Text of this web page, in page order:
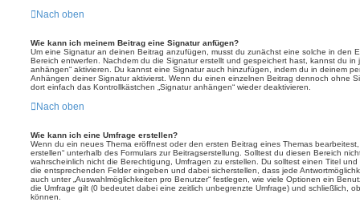
Nach oben
Wie kann ich meinem Beitrag eine Signatur anfügen?
Um eine Signatur an deinen Beitrag anzufügen, musst du zunächst eine solche in den
Bereich entwerfen. Nachdem du die Signatur erstellt und gespeichert hast, kannst du in
anhängen“ aktivieren. Du kannst eine Signatur auch hinzufügen, indem du in deinem
Anhängen deiner Signatur aktivierst. Wenn du einen einzelnen Beitrag dennoch ohne
dort einfach das Kontrollkästchen „Signatur anhängen“ wieder deaktivieren.
Nach oben
Wie kann ich eine Umfrage erstellen?
Wenn du ein neues Thema eröffnest oder den ersten Beitrag eines Themas
erstellen“ unterhalb des Formulars zur Beitragserstellung. Solltest du diesen Bereich
wahrscheinlich nicht die Berechtigung, Umfragen zu erstellen. Du solltest einen Titel
die entsprechenden Felder eingeben und dabei sicherstellen, dass jede
auch unter „Auswahlmöglichkeiten pro Benutzer“ festlegen, wie viele Optionen ein
die Umfrage gilt (0 bedeutet dabei eine zeitlich unbegrenzte Umfrage) und schließlich,
können.